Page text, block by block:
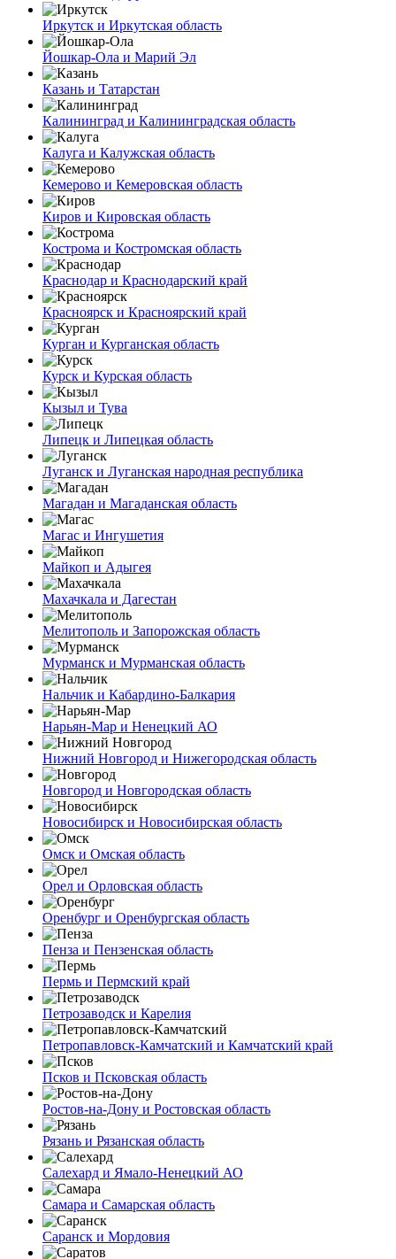
Иркутск и Иркутская область
Йошкар-Ола и Марий Эл
Казань и Татарстан
Калининград и Калининградская область
Калуга и Калужская область
Кемерово и Кемеровская область
Киров и Кировская область
Кострома и Костромская область
Краснодар и Краснодарский край
Красноярск и Красноярский край
Курган и Курганская область
Курск и Курская область
Кызыл и Тува
Липецк и Липецкая область
Луганск и Луганская народная республика
Магадан и Магаданская область
Магас и Ингушетия
Майкоп и Адыгея
Махачкала и Дагестан
Мелитополь и Запорожская область
Мурманск и Мурманская область
Нальчик и Кабардино-Балкария
Нарьян-Мар и Ненецкий АО
Нижний Новгород и Нижегородская область
Новгород и Новгородская область
Новосибирск и Новосибирская область
Омск и Омская область
Орел и Орловская область
Оренбург и Оренбургская область
Пенза и Пензенская область
Пермь и Пермский край
Петрозаводск и Карелия
Петропавловск-Камчатский и Камчатский край
Псков и Псковская область
Ростов-на-Дону и Ростовская область
Рязань и Рязанская область
Салехард и Ямало-Ненецкий АО
Самара и Самарская область
Саранск и Мордовия